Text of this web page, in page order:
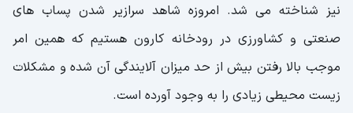
نیز شناخته می شد. امروزه شاهد سرازیر شدن پساب های
صنعتی و کشاورزی در رودخانه کارون هستیم که همین امر
موجب بالا رفتن بیش از حد میزان آلایندگی آن شده و مشکلات
زیست محیطی زیادی را به وجود آورده است.